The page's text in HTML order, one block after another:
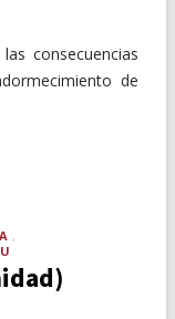
consecuencias
de